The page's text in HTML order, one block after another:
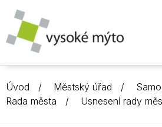
Úvod Městský úřad
Rada města
Usnesení rady